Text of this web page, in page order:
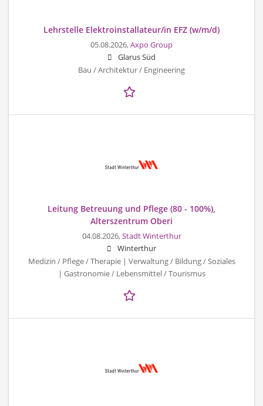
Lehrstelle Elektroinstallateur/in EFZ (w/m/d)
05.08.2026,Axpo Group
Glarus Süd
Bau / Architektur / Engineering
Leitung Betreuung und Pflege (80 - 100%),
Alterszentrum Oberi
04.08.2026,Stadt Winterthur
Winterthur
Medizin / Pflege / Therapie | Verwaltung / Bildung / Soziales
| Gastronomie / Lebensmittel / Tourismus